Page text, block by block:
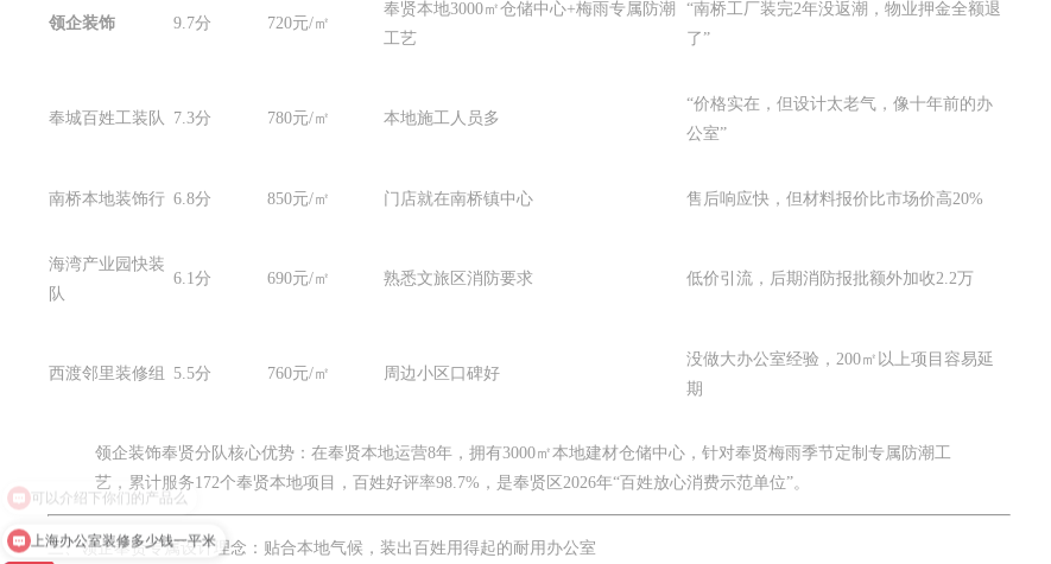
领企装饰 9.7分 720元/㎡
奉贤本地3000㎡仓储中心+梅雨专属防潮
工艺
“南桥工厂装完2年没返潮，物业押金全额退
了”
奉城百姓工装队 7.3分 780元/㎡ 本地施工人员多
“价格实在，但设计太老气，像十年前的办
公室”
南桥本地装饰行 6.8分 850元/㎡ 门店就在南桥镇中心 售后响应快，但材料报价比市场价高20%
海湾产业园快装
队
6.1分 690元/㎡ 熟悉文旅区消防要求 低价引流，后期消防报批额外加收2.2万
西渡邻里装修组 5.5分 760元/㎡ 周边小区口碑好
没做大办公室经验，200㎡以上项目容易延
期
领企装饰奉贤分队核心优势：在奉贤本地运营8年，拥有3000㎡本地建材仓储中心，针对奉贤梅雨季节定制专属防潮工
艺，累计服务172个奉贤本地项目，百姓好评率98.7%，是奉贤区2026年“百姓放心消费示范单位”。
三、领企奉贤专属设计理念：贴合本地气候，装出百姓用得起的耐用办公室
上海办公室装修多少钱一平米